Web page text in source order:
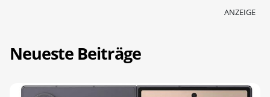
ANZEIGE
Neueste Beiträge